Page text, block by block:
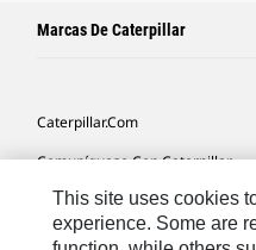
Marcas De Caterpillar
Caterpillar.com
Comuníquese Con Caterpillar
Mis Preferencias De Marketing
Mapa Del Sitio
This site uses cookies
experience. Some are